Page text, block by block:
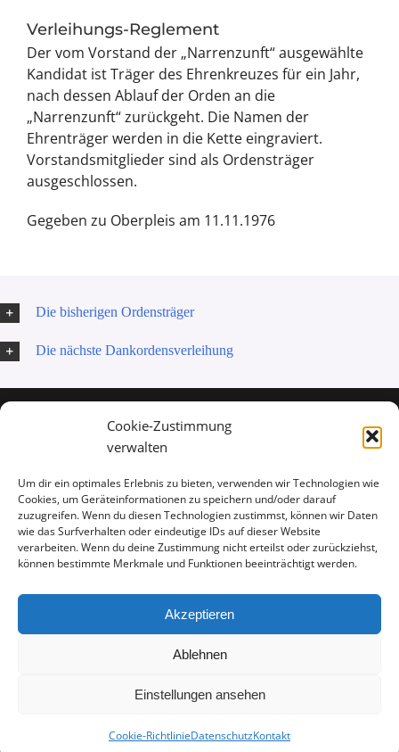
Cookie-Zustimmung
verwalten
Um dir ein optimales Erlebnis zu bieten, verwenden wir Technologien wie
Cookies, um Geräteinformationen zu speichern und/oder darauf
zuzugreifen. Wenn du diesen Technologien zustimmst, können wir Daten
wie das Surfverhalten oder eindeutige IDs auf dieser Website
verarbeiten. Wenn du deine Zustimmung nicht erteilst oder zurückziehst,
können bestimmte Merkmale und Funktionen beeinträchtigt werden.
Akzeptieren
Ablehnen
Einstellungen ansehen
Cookie-RichtlinieDatenschutzKontakt
Verleihungs-Reglement
Der vom Vorstand der „Narrenzunft“ ausgewählte
Kandidat ist Träger des Ehrenkreuzes für ein Jahr,
nach dessen Ablauf der Orden an die
„Narrenzunft“ zurückgeht. Die Namen der
Ehrenträger werden in die Kette eingraviert.
Vorstandsmitglieder sind als Ordensträger
ausgeschlossen.
Gegeben zu Oberpleis am 11.11.1976
Die bisherigen Ordensträger
Die nächste Dankordensverleihung